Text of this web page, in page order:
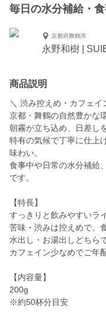
毎日の水分補給・
京都府舞鶴市
永野和樹 |
商品説明
＼ 渋み控えめ・カフェイ
京都・舞鶴の自然豊かな
朝霧が立ち込め、日差し
特有の気候で丁寧に仕上
味わい。
食事中や日常の水分補給
です。
【特長】
すっきりと飲みやすいラ
苦味・渋みは控えめで、
水出し・お湯出しどちら
カフェイン少なめでご年
【内容量】
200g
※約50杯分目安